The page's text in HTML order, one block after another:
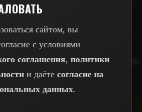
сайтом, вы
с условиями
соглашения, политики
и даёте согласие на
данных.
ремонт квартир в Москве.
300+ завершённых проектов.
и соблюдение сроков.